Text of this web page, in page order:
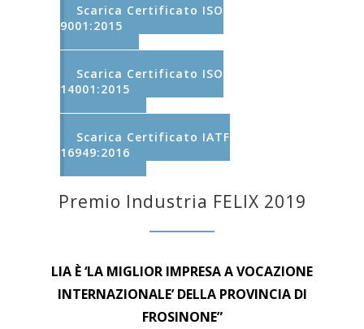
Scarica Certificato ISO
9001:2015
Scarica Certificato ISO
14001:2015
Scarica Certificato IATF
16949:2016
Premio Industria FELIX 2019
LIA È ‘LA MIGLIOR IMPRESA A VOCAZIONE
INTERNAZIONALE’ DELLA PROVINCIA DI
FROSINONE”